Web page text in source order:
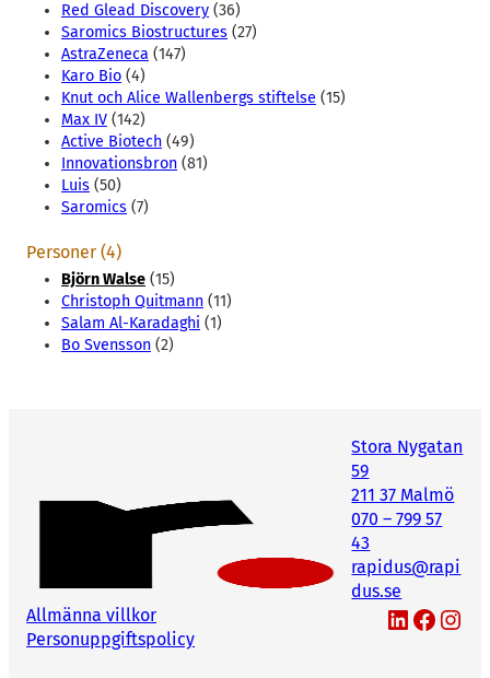
Red Glead Discovery (36)
Saromics Biostructures (27)
AstraZeneca (147)
Karo Bio (4)
Knut och Alice Wallenbergs stiftelse (15)
Max IV (142)
Active Biotech (49)
Innovationsbron (81)
Luis (50)
Saromics (7)
Personer (4)
Björn Walse (15)
Christoph Quitmann (11)
Salam Al-Karadaghi (1)
Bo Svensson (2)
Stora Nygatan
59
211 37 Malmö
070 – 799 57
43
rapidus@rapi
dus.se
Allmänna villkor
Personuppgiftspolicy
LinkedIn Facebook Instagram